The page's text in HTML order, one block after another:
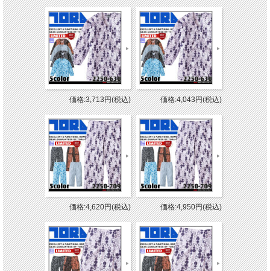
価格:3,713円(税込) 価格:4,043円(税込)
価格:4,620円(税込) 価格:4,950円(税込)